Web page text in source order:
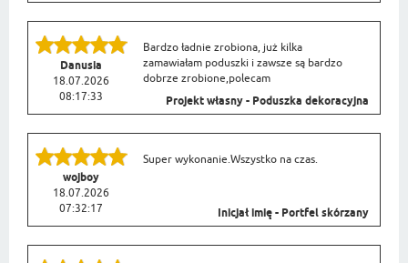
Danusia
18.07.2026
08:17:33
Bardzo ładnie zrobiona, już kilka
zamawiałam poduszki i zawsze są bardzo
dobrze zrobione,polecam
Projekt własny - Poduszka dekoracyjna
wojboy
18.07.2026
07:32:17
Super wykonanie.Wszystko na czas.
Inicjał imię - Portfel skórzany